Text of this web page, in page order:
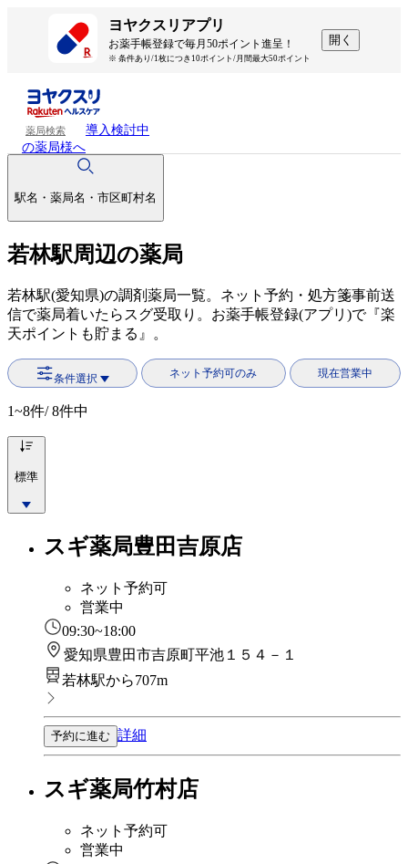
ヨヤクスリアプリ
お薬手帳登録で毎月50ポイント進呈！
※ 条件あり/1枚につき10ポイント/月間最大50ポイント
開く
薬局検索
導入検討中
の薬局様へ
駅名・薬局名・市区町村名
若林駅周辺の薬局
若林駅(愛知県)の調剤薬局一覧。ネット予約・処方箋事前送
信で薬局着いたらスグ受取り。お薬手帳登録(アプリ)で『楽
天ポイントも貯まる』。
条件選択 ネット予約可のみ 現在営業中
1~8件/ 8件中
標準
スギ薬局豊田吉原店
ネット予約可
営業中
09:30~18:00
愛知県豊田市吉原町平池１５４－１
若林駅から707m
予約に進む 詳細
スギ薬局竹村店
ネット予約可
営業中